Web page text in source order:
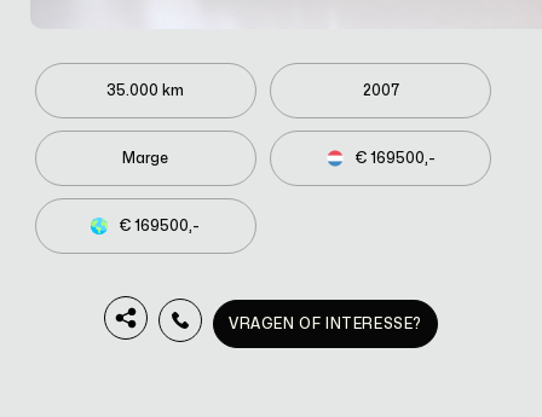
35.000 km 2007
Marge € 169500,-
€ 169500,-
VRAGEN OF INTERESSE?